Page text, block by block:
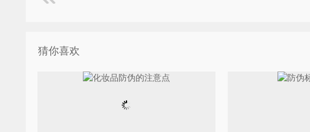
猜你喜欢